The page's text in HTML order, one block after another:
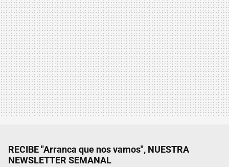
RECIBE "Arranca que nos vamos", NUESTRA
NEWSLETTER SEMANAL